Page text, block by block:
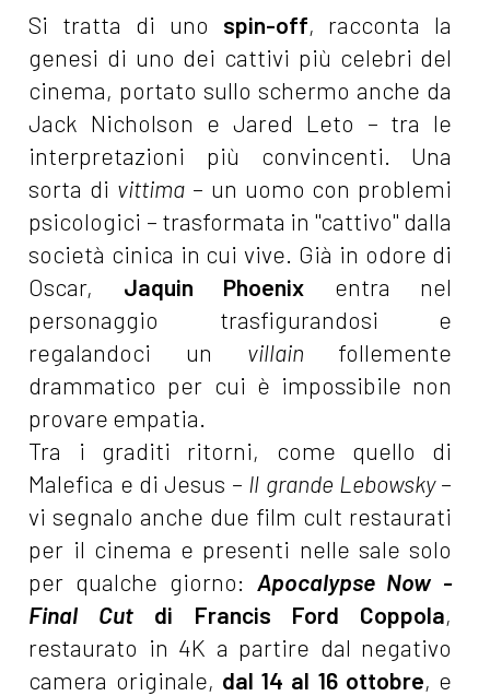
Si tratta di uno spin-off, racconta la
genesi di uno dei cattivi più celebri del
cinema, portato sullo schermo anche da
Jack Nicholson e Jared Leto – tra le
interpretazioni più convincenti. Una
sorta di vittima– un uomo con problemi
psicologici – trasformata in "cattivo" dalla
società cinica in cui vive. Già in odore di
Oscar, Jaquin Phoenix entra nel
personaggio trasfigurandosi e
regalandoci un villain follemente
drammatico per cui è impossibile non
provare empatia.
Tra i graditi ritorni, come quello di
Malefica e di Jesus – Il grande Lebowsky–
vi segnalo anche due film cult restaurati
per il cinema e presenti nelle sale solo
per qualche giorno: Apocalypse Now -
Final Cut di Francis Ford Coppola,
restaurato in 4K a partire dal negativo
camera originale, dal 14 al 16 ottobre, e